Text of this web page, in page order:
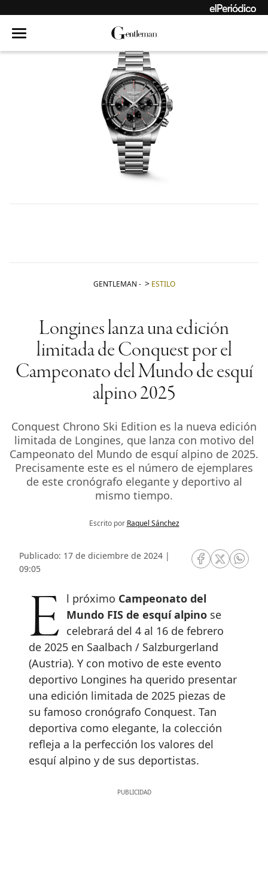
GENTLEMAN - ESTILO
Longines lanza una edición
limitada de Conquest por el
Campeonato del Mundo de esquí
alpino 2025
Conquest Chrono Ski Edition es la nueva edición
limitada de Longines, que lanza con motivo del
Campeonato del Mundo de esquí alpino de 2025.
Precisamente este es el número de ejemplares
de este cronógrafo elegante y deportivo al
mismo tiempo.
Escrito por Raquel Sánchez
Publicado: 17 de diciembre de 2024 |
09:05
RRSS Facebook
RRSSRRSS
El próximo Campeonato del
Mundo FIS de esquí alpino se
celebrará del 4 al 16 de febrero
de 2025 en Saalbach / Salzburgerland
(Austria). Y con motivo de este evento
deportivo Longines ha querido presentar
una edición limitada de 2025 piezas de
su famoso cronógrafo Conquest. Tan
deportiva como elegante, la colección
refleja a la perfección los valores del
esquí alpino y de sus deportistas.